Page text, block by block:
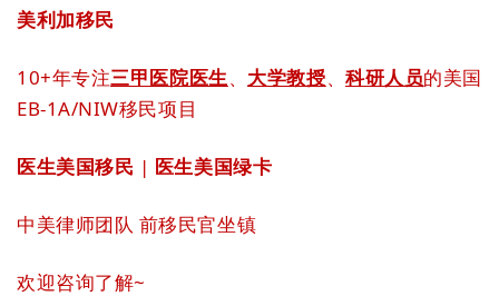
美利加移民
10+年专注三甲医院医生、 大学教授、科研人员的美国
EB-1A/NIW移民项目
医生美国移民 | 医生美国绿卡
中美律师团队 前移民官坐镇
欢迎咨询了解~